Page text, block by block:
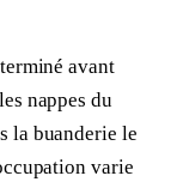
avant
nappes du
la buanderie le
varie